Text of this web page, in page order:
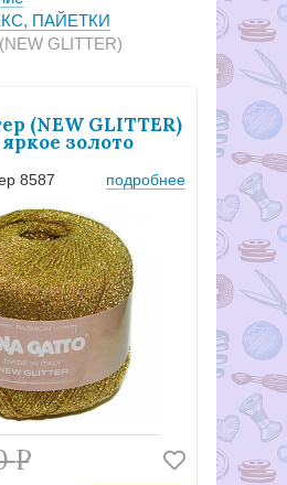
ПАЙЕТКИ
GLITTER)
(NEW GLITTER)
яркое золото
8587 подробнее
Р